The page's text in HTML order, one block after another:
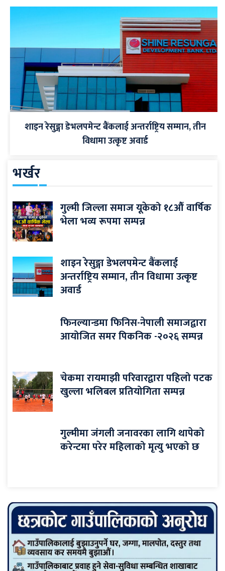
शाइन रेसुङ्गा डेभलपमेन्ट बैंकलाई अन्तर्राष्ट्रिय सम्मान, तीन
विधामा उत्कृष्ट अवार्ड
भर्खर
गुल्मी जिल्ला समाज यूकेको १८औँ वार्षिक
भेला भव्य रूपमा सम्पन्न
शाइन रेसुङ्गा डेभलपमेन्ट बैंकलाई
अन्तर्राष्ट्रिय सम्मान, तीन विधामा उत्कृष्ट
अवार्ड
फिनल्यान्डमा फिनिस-नेपाली समाजद्वारा
आयोजित समर पिकनिक -२०२६ सम्पन्न
चेकमा रायमाझी परिवारद्वारा पहिलो पटक
खुल्ला भलिबल प्रतियोगिता सम्पन्न
गुल्मीमा जंगली जनावरका लागि थापेको
करेन्टमा परेर महिलाको मृत्यु भएको छ